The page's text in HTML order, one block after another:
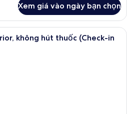
Xem giá vào ngày bạn chọn
Chăn bông, két bảo mật tại phòng,
không hút thuốc (Check-in